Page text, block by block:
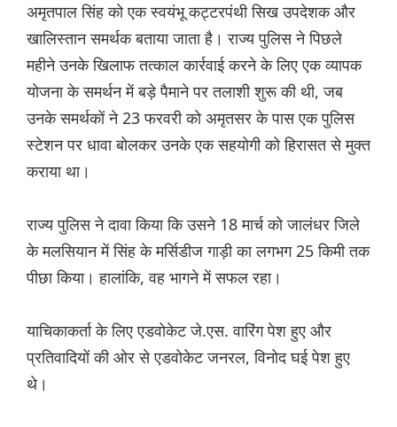
अमृतपाल सिंह को एक स्वयंभू कट्टरपंथी सिख उपदेशक और
खालिस्तान समर्थक बताया जाता है। राज्य पुलिस ने पिछले
महीने उनके खिलाफ तत्काल कार्रवाई करने के लिए एक व्यापक
योजना के समर्थन में बड़े पैमाने पर तलाशी शुरू की थी, जब
उनके समर्थकों ने 23 फरवरी को अमृतसर के पास एक पुलिस
स्टेशन पर धावा बोलकर उनके एक सहयोगी को हिरासत से मुक्त
कराया था।
राज्य पुलिस ने दावा किया कि उसने 18 मार्च को जालंधर जिले
के मलसियान में सिंह के मर्सिडीज गाड़ी का लगभग 25 किमी तक
पीछा किया। हालांकि, वह भागने में सफल रहा।
याचिकाकर्ता के लिए एडवोकेट जे.एस. वारिंग पेश हुए और
प्रतिवादियों की ओर से एडवोकेट जनरल, विनोद घई पेश हुए
थे।